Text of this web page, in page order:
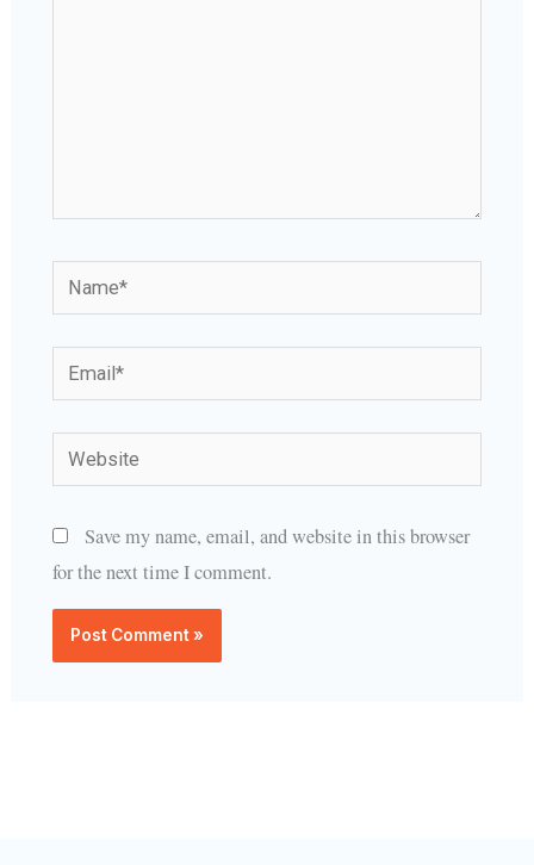
Name*
Email*
Website
Save my name, email, and website in this browser
for the next time I comment.